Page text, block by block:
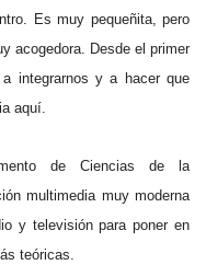
Es muy pequeñita, pero
acogedora. Desde el primer
integrarnos y a hacer que
aquí.
de Ciencias de la
multimedia muy moderna
y televisión para poner en
teóricas.